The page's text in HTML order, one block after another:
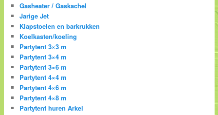
Gasheater / Gaskachel
Jarige Jet
Klapstoelen en barkrukken
Koelkasten/koeling
Partytent 3×3 m
Partytent 3×4 m
Partytent 3×6 m
Partytent 4×4 m
Partytent 4×6 m
Partytent 4×8 m
Partytent huren Arkel